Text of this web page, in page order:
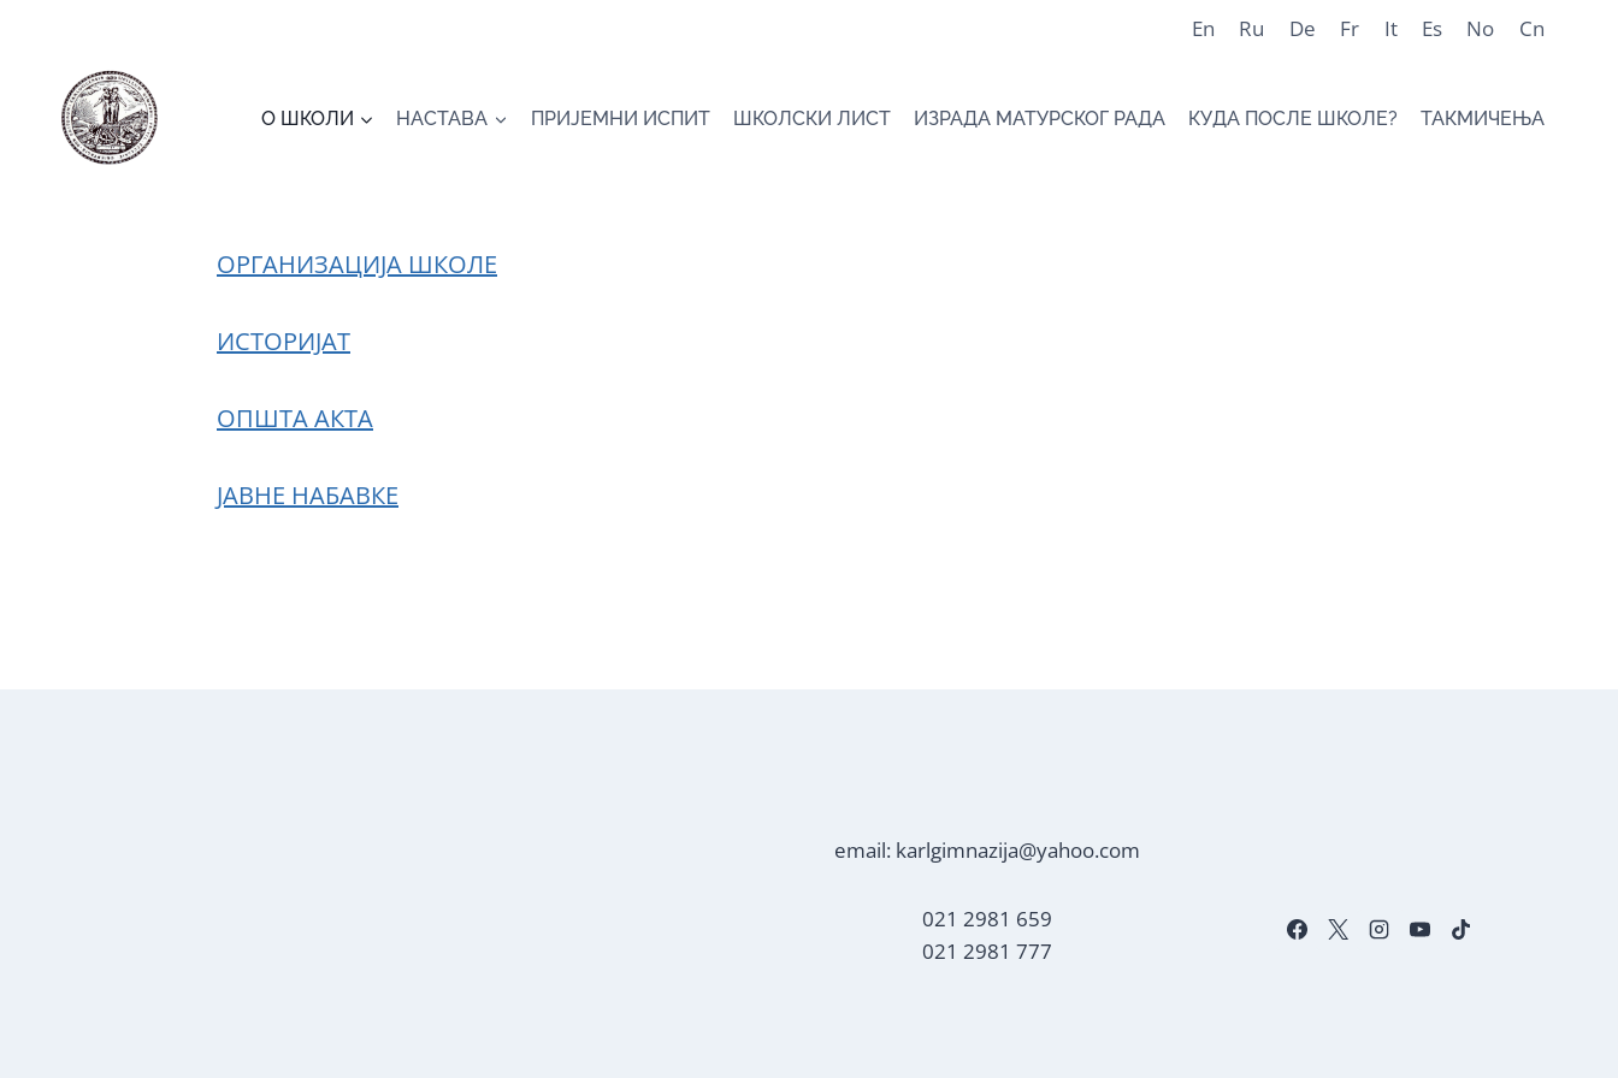
En Ru De Fr It Es No Cn
О ШКОЛИ НАСТАВА ПРИЈЕМНИ ИСПИТ ШКОЛСКИ ЛИСТ ИЗРАДА МАТУРСКОГ РАДА КУДА ПОСЛЕ ШКОЛЕ? ТАКМИЧЕЊА
ОРГАНИЗАЦИЈА ШКОЛЕ
ИСТОРИЈАТ
ОПШТА АКТА
ЈАВНЕ НАБАВКЕ
email: karlgimnazija@yahoo.com
021 2981 659
021 2981 777